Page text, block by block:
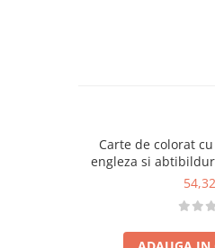
Încurajează
Dezvoltă
Promovează
Produsul
Carte de colorat
engleza si